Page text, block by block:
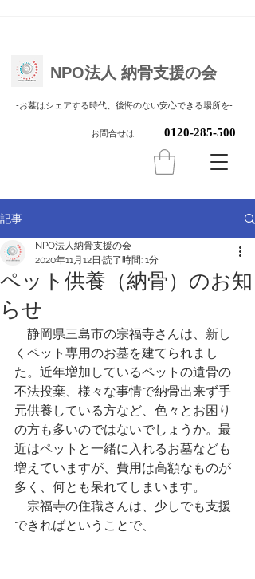
NPO法人 納骨支援の会
​-お墓はシェアする時代、後悔のない安心できる場所を-
お問合せは 0120-285-500
記事
ペット供養（納骨）のお知
らせ
NPO法人納骨支援の会
2020年11月12日 読了時間: 1分
静岡県三島市の宗福寺さんは、新し
くペット専用のお墓を建てられまし
た。近年増加しているペットの遺骨の
不法投棄、様々な事情で納骨出来ず手
元供養している方など、色々とお困り
の方も多いのではないでしょうか。最
近はペットと一緒に入れるお墓なども
増えていますが、費用は高額なものが
多く、何とも呆れてしまいます。
宗福寺の住職さんは、少しでも支援
できればということで、